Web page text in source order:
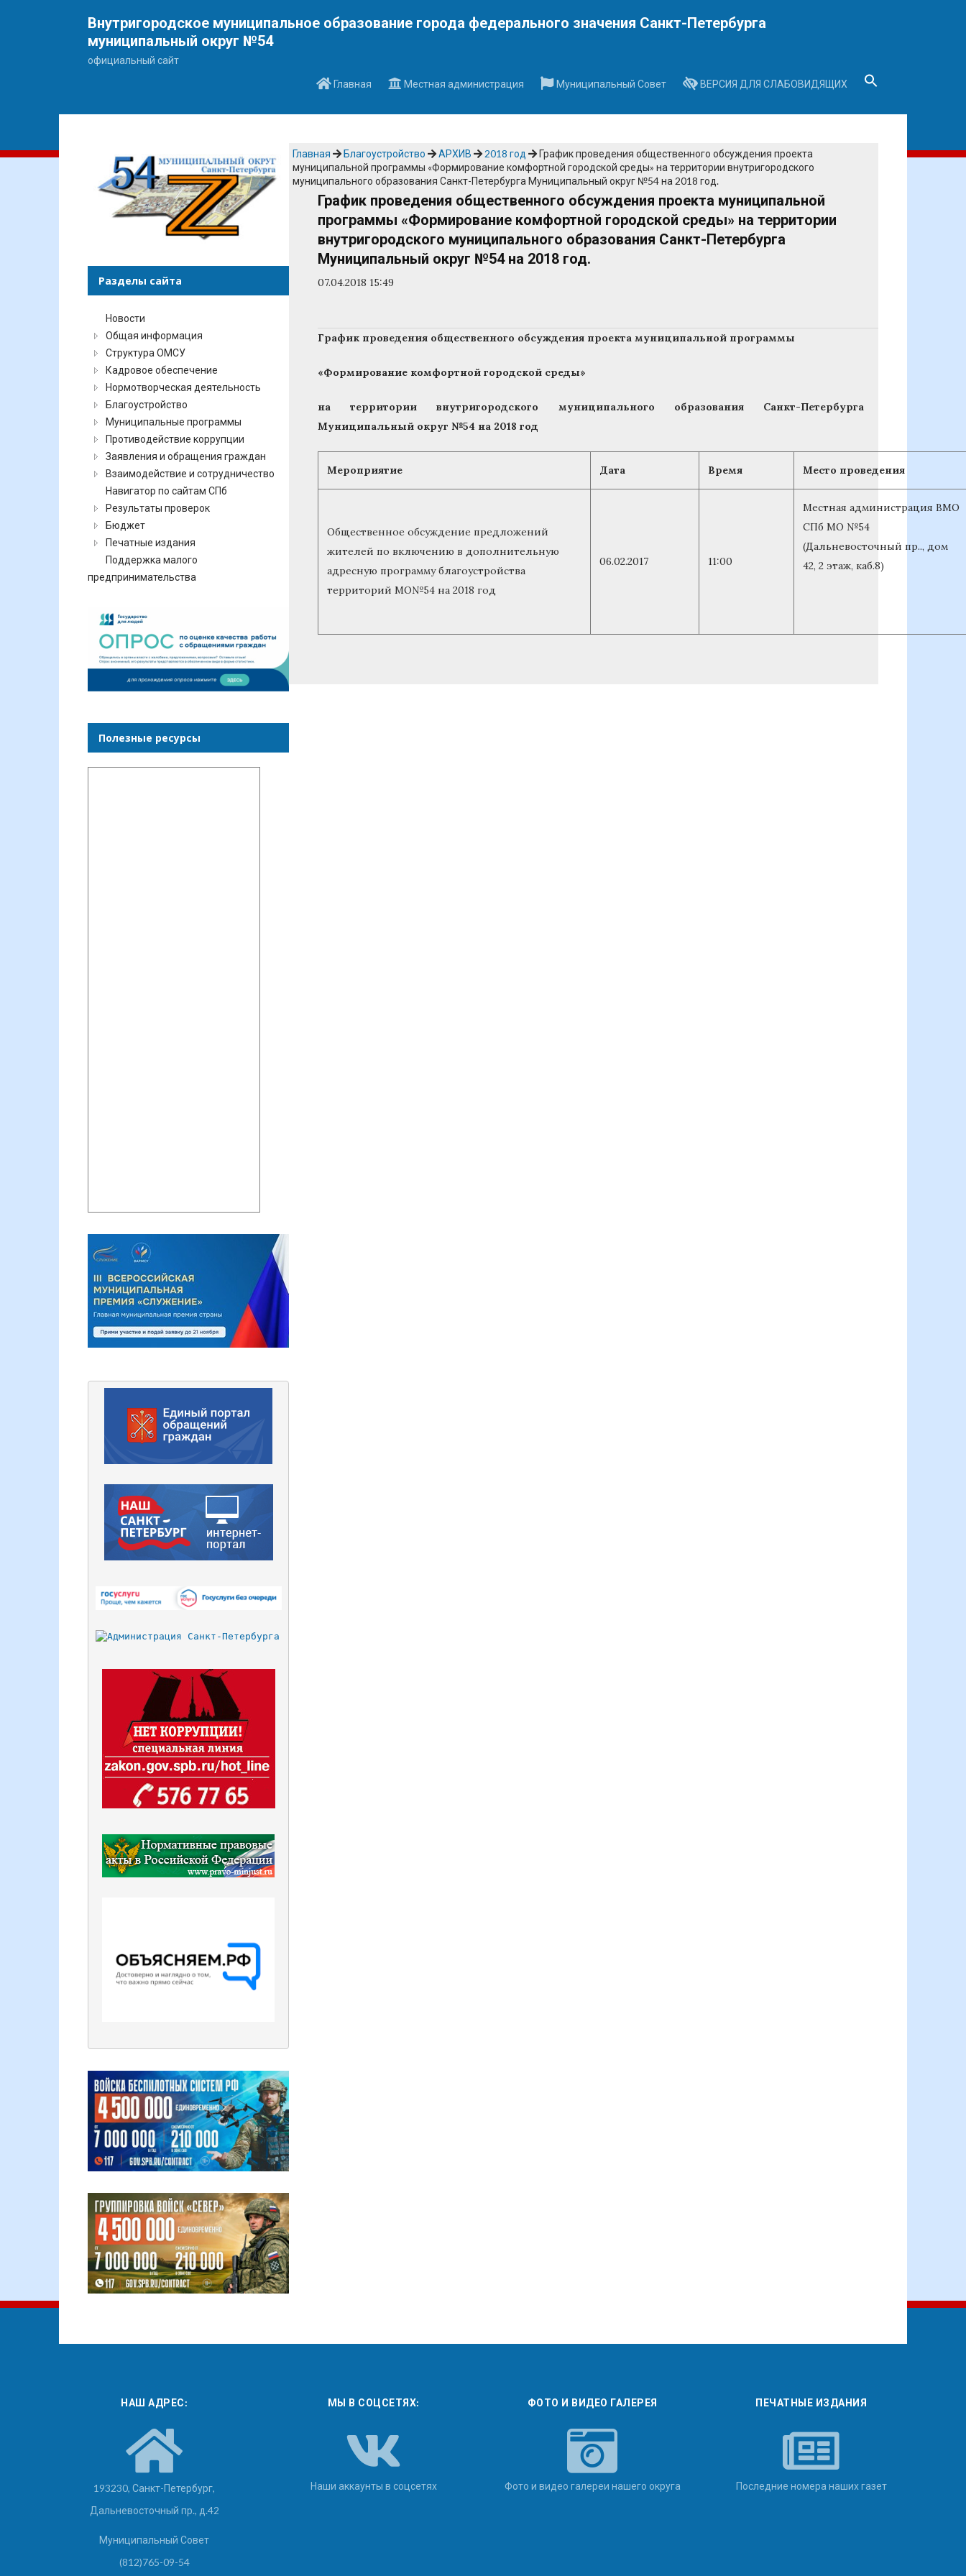
Внутригородское муниципальное образование города федерального значения Санкт-Петербурга
муниципальный округ №54
официальный сайт
Главная
Местная администрация Муниципальный Совет ВЕРСИЯ ДЛЯ СЛАБОВИДЯЩИХ
Главная Благоустройство АРХИВ 2018 год
График проведения общественного обсуждения проекта
муниципальной программы «Формирование комфортной городской среды» на территории внутригородского
муниципального образования Санкт-Петербурга Муниципальный округ №54 на 2018 год.
График проведения общественного обсуждения проекта муниципальной
программы «Формирование комфортной городской среды» на территории
внутригородского муниципального образования Санкт-Петербурга
Муниципальный округ №54 на 2018 год.
07.04.2018 15:49
График проведения общественного обсуждения проекта муниципальной программы
«Формирование комфортной городской среды»
на территории внутригородского муниципального образования Санкт-Петербурга
Муниципальный округ №54 на 2018 год
Мероприятие Дата Время Место проведения
Общественное обсуждение предложений
жителей по включению в дополнительную
адресную программу благоустройства
территорий МО№54 на 2018 год
06.02.2017 11:00
Местная администрация ВМО
СПб МО №54
(Дальневосточный пр.., дом
42, 2 этаж, каб.8)
Разделы сайта
Новости
Общая информация
Структура ОМСУ
Кадровое обеспечение
Нормотворческая деятельность
Благоустройство
Муниципальные программы
Противодействие коррупции
Заявления и обращения граждан
Взаимодействие и сотрудничество
Навигатор по сайтам СПб
Результаты проверок
Бюджет
Печатные издания
Поддержка малого
предпринимательства
Полезные ресурсы
НАШ АДРЕС:
193230, Санкт-Петербург,
Дальневосточный пр., д.42
Муниципальный Совет
(812)765-09-54
МЫ В СОЦСЕТЯХ:
Наши аккаунты в соцсетях
ФОТО И ВИДЕО ГАЛЕРЕЯ
Фото и видео галереи нашего округа
ПЕЧАТНЫЕ ИЗДАНИЯ
Последние номера наших газет